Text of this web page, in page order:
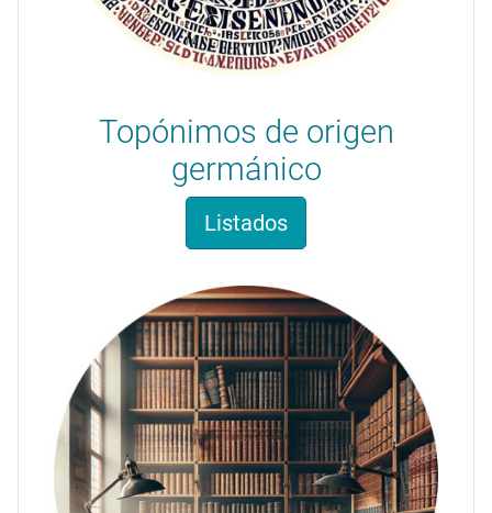
Topónimos de origen
germánico
Listados